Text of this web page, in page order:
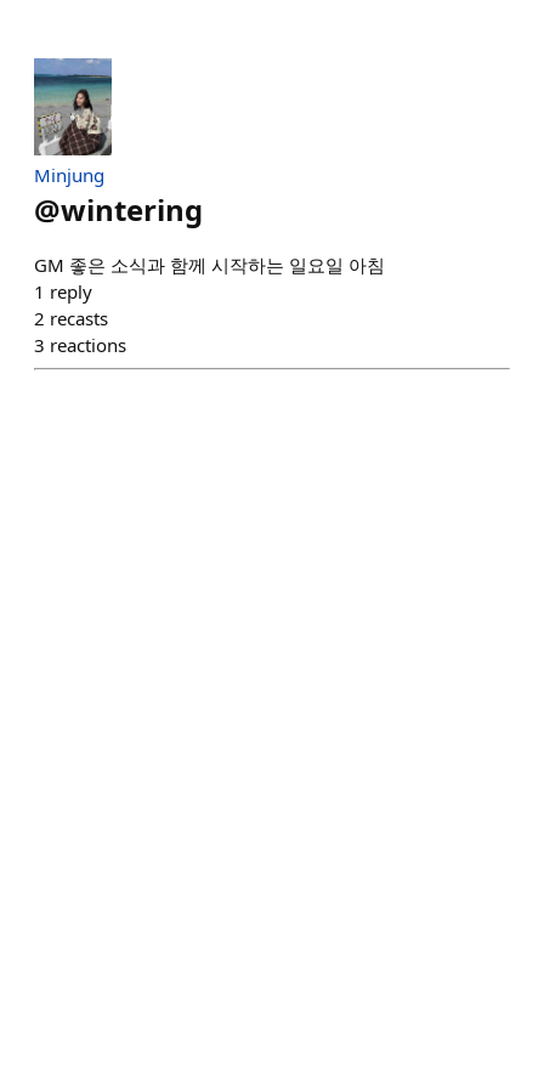
Minjung
@wintering
GM 좋은 소식과 함께 시작하는 일요일 아침
1 reply
2 recasts
3 reactions